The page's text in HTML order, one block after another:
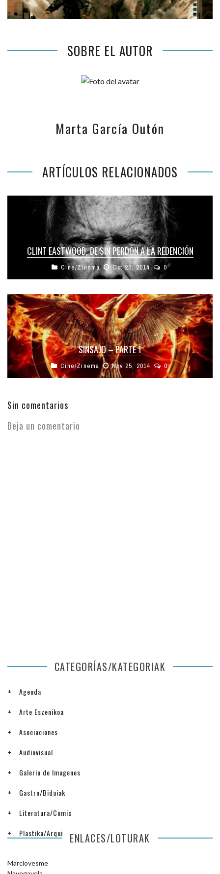
SOBRE EL AUTOR
Marta García Outón
ARTÍCULOS RELACIONADOS
CLINT EASTWOOD, DE SIN PERDÓN A LA REDENCIÓN
Cine/Zinema Oct 23, 2014 0
SINSAJO – PARTE 1
Cine/Zinema Nov 25, 2014 0
Sin comentarios
Deja un comentario
CATEGORÍAS/KATEGORIAK
Agenda
Arte Eszenikoa
Asociaciones
Audiovisual
Galeria de Imagenes
Gastro/Bidaiak
Literatura/Comic
Plastika/ArquitecturaENLACES/LOTURAK
Marclovesme